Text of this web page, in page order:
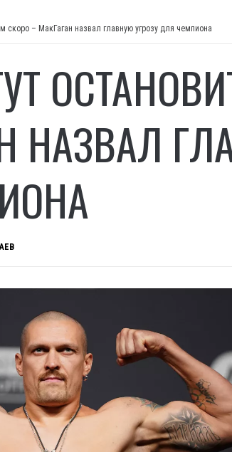
скоро – МакГаган назвал главную угрозу для чемпиона
НАЗВАЛ